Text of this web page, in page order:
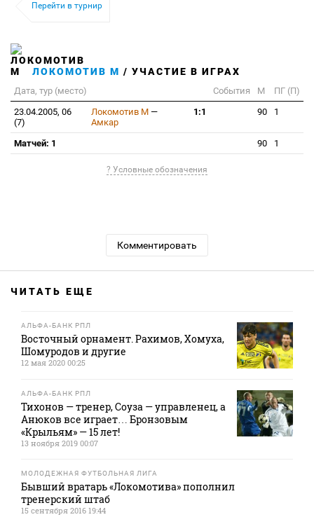
Перейти в турнир
ЛОКОМОТИВ М / УЧАСТИЕ В ИГРАХ
Дата, тур (место) События М
ПГ (П)
23.04.2005, 06
(7)
Локомотив М —
Амкар
1:1 90 1
Матчей: 1 90 1
? Условные обозначения
Комментировать
ЧИТАТЬ ЕЩЕ
АЛЬФА-БАНК РПЛ
Восточный орнамент. Рахимов, Хомуха,
Шомуродов и другие
12 мая 2020 00:25
АЛЬФА-БАНК РПЛ
Тихонов — тренер, Соуза — управленец, а
Анюков все играет… Бронзовым
«Крыльям» — 15 лет!
13 ноября 2019 00:07
МОЛОДЕЖНАЯ ФУТБОЛЬНАЯ ЛИГА
Бывший вратарь «Локомотива» пополнил
тренерский штаб
15 сентября 2016 19:44